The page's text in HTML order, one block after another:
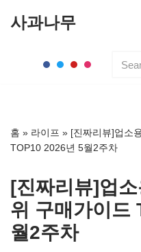
뛰
기
사과나무
홈 » 라이프 » [진짜리뷰]업소
TOP10 2026년 5월2주차
[진짜리뷰]업
위 구매가이드
월2주차